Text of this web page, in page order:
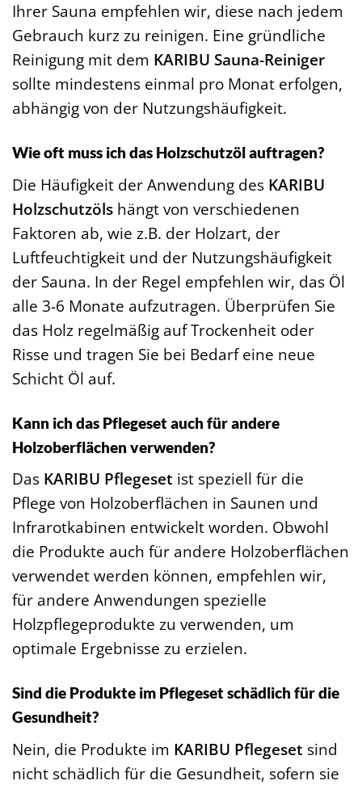
Ihrer Sauna empfehlen wir, diese nach jedem
Gebrauch kurz zu reinigen. Eine gründliche
Reinigung mit dem KARIBU Sauna-Reiniger
sollte mindestens einmal pro Monat erfolgen,
abhängig von der Nutzungshäufigkeit.
Wie oft muss ich das Holzschutzöl auftragen?
Die Häufigkeit der Anwendung des KARIBU
Holzschutzöls hängt von verschiedenen
Faktoren ab, wie z.B. der Holzart, der
Luftfeuchtigkeit und der Nutzungshäufigkeit
der Sauna. In der Regel empfehlen wir, das Öl
alle 3-6 Monate aufzutragen. Überprüfen Sie
das Holz regelmäßig auf Trockenheit oder
Risse und tragen Sie bei Bedarf eine neue
Schicht Öl auf.
Kann ich das Pflegeset auch für andere
Holzoberflächen verwenden?
Das KARIBU Pflegeset ist speziell für die
Pflege von Holzoberflächen in Saunen und
Infrarotkabinen entwickelt worden. Obwohl
die Produkte auch für andere Holzoberflächen
verwendet werden können, empfehlen wir,
für andere Anwendungen spezielle
Holzpflegeprodukte zu verwenden, um
optimale Ergebnisse zu erzielen.
Sind die Produkte im Pflegeset schädlich für die
Gesundheit?
Nein, die Produkte im KARIBU Pflegeset sind
nicht schädlich für die Gesundheit, sofern sie